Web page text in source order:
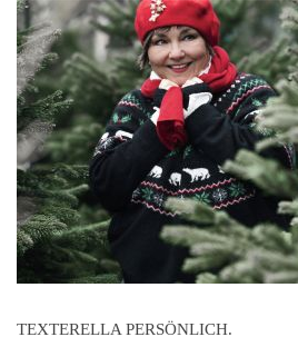
TEXTERELLA PERSÖNLICH.